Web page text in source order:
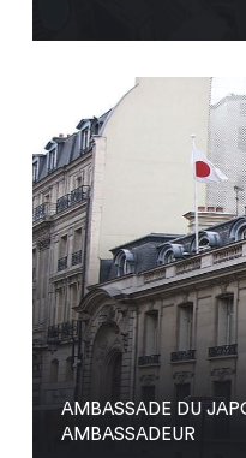
AMBASSADE DU
AMBASSADEUR